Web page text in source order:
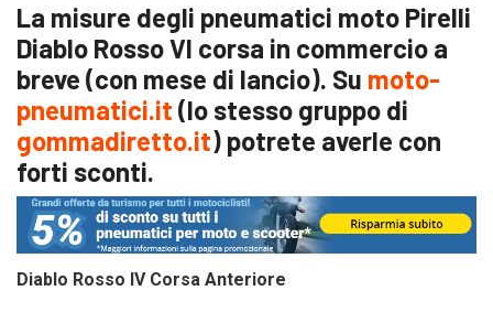
La misure degli pneumatici moto Pirelli
Diablo Rosso VI corsa in commercio a
breve (con mese di lancio). Su moto-
pneumatici.it (lo stesso gruppo di
gommadiretto.it) potrete averle con
forti sconti.
Diablo Rosso IV Corsa Anteriore